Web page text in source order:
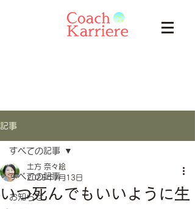
記事
すべての記事
お知らせ
すべての記事
いつ死んでもいいように生
土方 奈々絵
2025年7月13日